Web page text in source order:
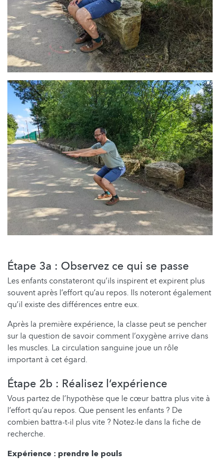
Étape 3a : Observez ce qui se passe
Les enfants constateront qu’ils inspirent et expirent plus
souvent après l’effort qu’au repos. Ils noteront également
qu’il existe des différences entre eux.
Après la première expérience, la classe peut se pencher
sur la question de savoir comment l’oxygène arrive dans
les muscles. La circulation sanguine joue un rôle
important à cet égard.
Étape 2b : Réalisez l‘expérience
Vous partez de l’hypothèse que le cœur battra plus vite à
l’effort qu’au repos. Que pensent les enfants ? De
combien battra-t-il plus vite ? Notez-le dans la fiche de
recherche.
Expérience : prendre le pouls